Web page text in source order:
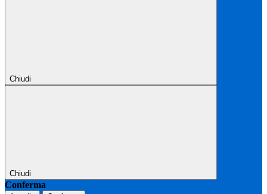
Chiudi
Chiudi
Conferma